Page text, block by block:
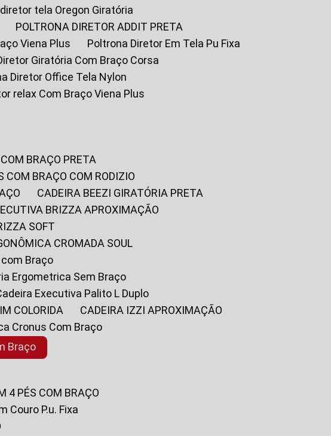
diretor tela Oregon Giratória
POLTRONA DIRETOR ADDIT PRETA
Viena Plus
Poltrona Diretor Em Tela Pu Fixa
Giratória Com Braço Corsa
Diretor Office Tela Nylon
relax Com Braço Viena Plus
BRAÇO PRETA
COM BRAÇO COM RODIZIO
CADEIRA BEEZI GIRATÓRIA PRETA
BRIZZA APROXIMAÇÃO
SOFT
CROMADA SOUL
com Braço
Ergometrica Sem Braço
Cadeira Executiva Palito L Duplo
COLORIDA
CADEIRA IZZI APROXIMAÇÃO
Cronus Com Braço
Braço
4 PÉS COM BRAÇO
Couro P.u. Fixa